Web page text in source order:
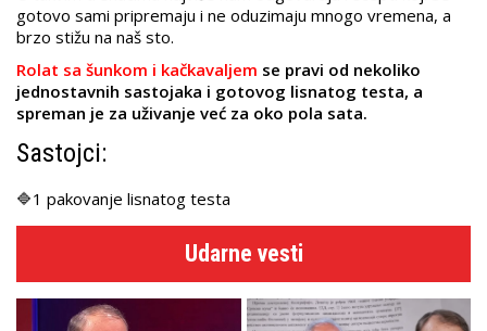
gotovo sami pripremaju i ne oduzimaju mnogo vremena, a
brzo stižu na naš sto.
Rolat sa šunkom i kačkavaljem se pravi od nekoliko
jednostavnih sastojaka i gotovog lisnatog testa, a
spreman je za uživanje već za oko pola sata.
Sastojci:
🔷1 pakovanje lisnatog testa
Udarne vesti